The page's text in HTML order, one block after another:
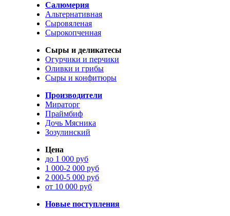
Салюмерия
Альтернативная
Сыровяленая
Сырокопченная
Сыры и деликатесы
Огурчики и перчики
Оливки и грибы
Сыры и конфитюры
Производители
Мираторг
Праймбиф
Дочь Мясника
Зозулинский
Цена
до 1 000 руб
1 000-2 000 руб
2 000-5 000 руб
от 10 000 руб
Новые поступления